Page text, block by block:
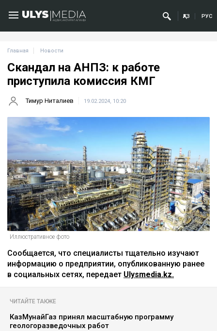
ҚАЗ РУС
Главная Новости
Скандал на АНПЗ: к работе
приступила комиссия КМГ
Тимур Ниталиев 19.02.2024, 10:20
Иллюстративное фото
Сообщается, что специалисты тщательно изучают
информацию о предприятии, опубликованную ранее
в социальных сетях, передает Ulysmedia.kz.
ЧИТАЙТЕ ТАКЖЕ
КазМунайГаз принял масштабную программу
геологоразведочных работ